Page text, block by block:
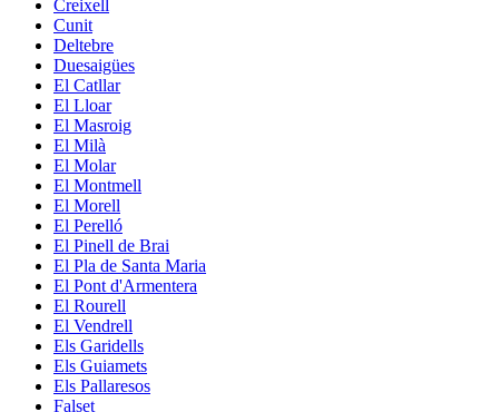
Creixell
Cunit
Deltebre
Duesaigües
El Catllar
El Lloar
El Masroig
El Milà
El Molar
El Montmell
El Morell
El Perelló
El Pinell de Brai
El Pla de Santa Maria
El Pont d'Armentera
El Rourell
El Vendrell
Els Garidells
Els Guiamets
Els Pallaresos
Falset